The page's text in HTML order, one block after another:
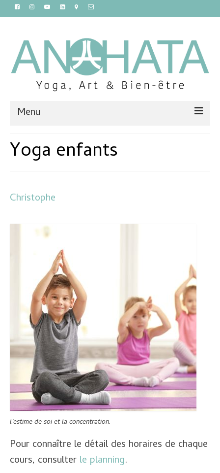
Menu
Cours
Massages et sauna
Inscriptions et tarifs
Yoga enfants
Christophe
l’estime de soi et la concentration.
Pour connaître le détail des horaires de chaque
cours, consulter le planning.